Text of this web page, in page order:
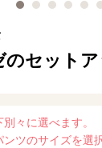
のセット
々に選べます。
ンツのサイズを選